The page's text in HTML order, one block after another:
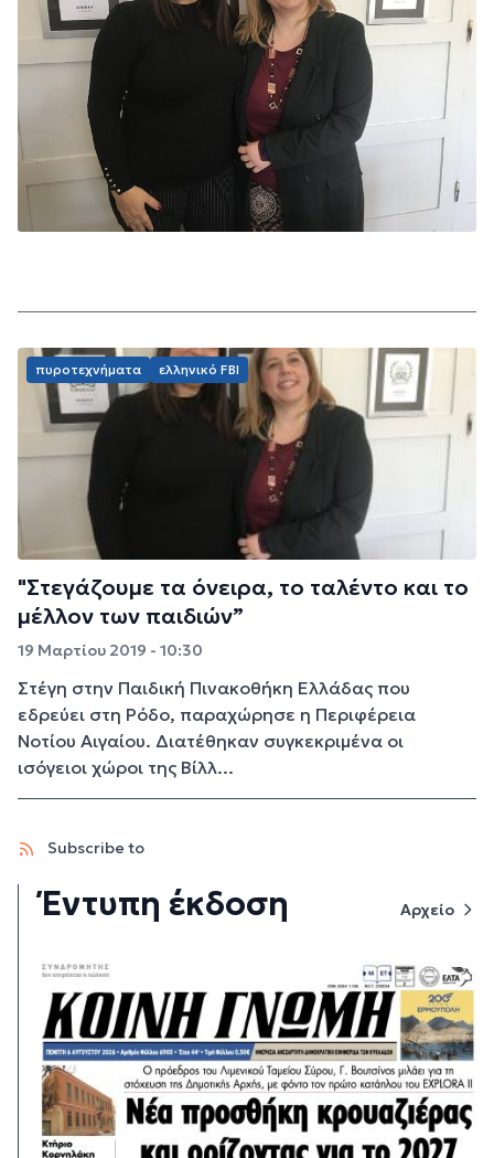
πυροτεχνήματα ελληνικό FBI
"Στεγάζουμε τα όνειρα, το ταλέντο και το
μέλλον των παιδιών”
19 Μαρτίου 2019 - 10:30
Στέγη στην Παιδική Πινακοθήκη Ελλάδας που
εδρεύει στη Ρόδο, παραχώρησε η Περιφέρεια
Νοτίου Αιγαίου. Διατέθηκαν συγκεκριμένα οι
ισόγειοι χώροι της Βίλλ...
Subscribe to
Έντυπη έκδοση Αρχείο